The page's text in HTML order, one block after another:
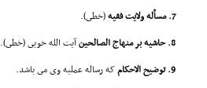
7. مسأله ولایت فقیه
(خطى).
8. حاشیه بر منهاج الصالحین
آیت الله خویى (خطى).
9. توضیح الاحکام
که رساله عملیه وى مى باشد.